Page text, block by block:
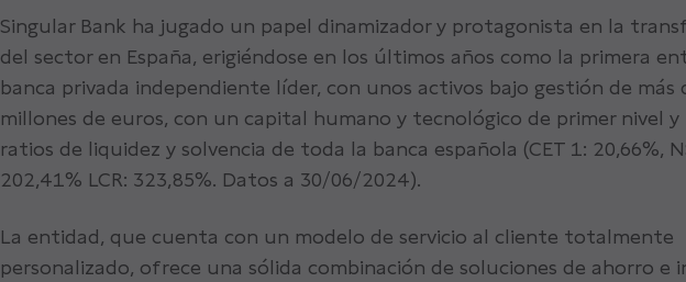
Singular Bank ha jugado un papel dinamizador y protagonista en la
del sector en España, erigiéndose en los últimos años como la primera
banca privada independiente líder, con unos activos bajo gestión de más
millones de euros, con un capital humano y tecnológico de primer nivel y
ratios de liquidez y solvencia de toda la banca española (CET 1: 20,66%,
202,41% LCR: 323,85%. Datos a 30/06/2024).
La entidad, que cuenta con un modelo de servicio al cliente totalmente
personalizado, ofrece una sólida combinación de soluciones de ahorro e